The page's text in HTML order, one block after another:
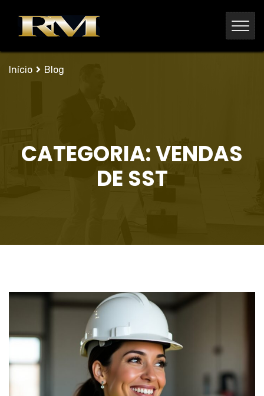
Início Blog
CATEGORIA:VENDAS
DE SST